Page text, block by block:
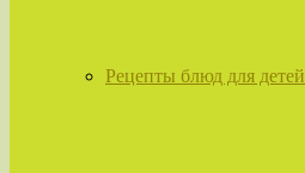
Рецепты блюд для детей